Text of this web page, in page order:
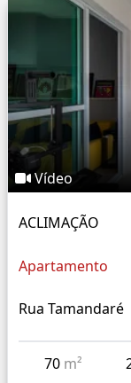
Vídeo
ACLIMAÇÃO
Apartamento
Rua Tamandaré
70 m²